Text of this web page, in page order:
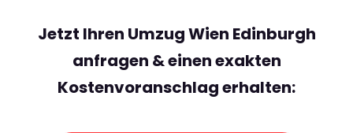
Jetzt Ihren Umzug Wien Edinburgh
anfragen & einen exakten
Kostenvoranschlag erhalten: